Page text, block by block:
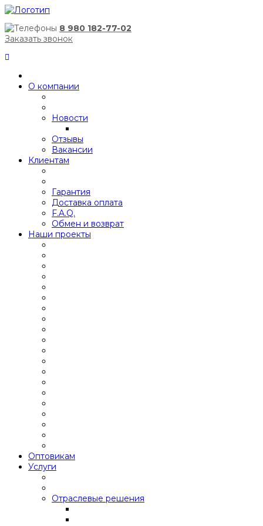
8 980 182-77-02
Заказать звонок
О компании
Новости
Отзывы
Вакансии
Клиентам
Гарантия
Доставка оплата
F.A.Q.
Обмен и возврат
Наши проекты
Оптовикам
Услуги
Отраслевые решения